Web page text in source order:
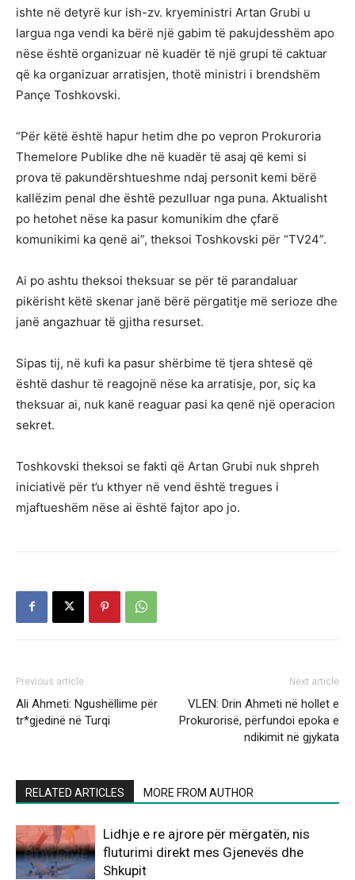
ishte në detyrë kur ish-zv. kryeministri Artan Grubi u
largua nga vendi ka bërë një gabim të pakujdesshëm apo
nëse është organizuar në kuadër të një grupi të caktuar
që ka organizuar arratisjen, thotë ministri i brendshëm
Pançe Toshkovski.
“Për këtë është hapur hetim dhe po vepron Prokuroria
Themelore Publike dhe në kuadër të asaj që kemi si
prova të pakundërshtueshme ndaj personit kemi bërë
kallëzim penal dhe është pezulluar nga puna. Aktualisht
po hetohet nëse ka pasur komunikim dhe çfarë
komunikimi ka qenë ai”, theksoi Toshkovski për “TV24”.
Ai po ashtu theksoi theksuar se për të parandaluar
pikërisht këtë skenar janë bërë përgatitje më serioze dhe
janë angazhuar të gjitha resurset.
Sipas tij, në kufi ka pasur shërbime të tjera shtesë që
është dashur të reagojnë nëse ka arratisje, por, siç ka
theksuar ai, nuk kanë reaguar pasi ka qenë një operacion
sekret.
Toshkovski theksoi se fakti që Artan Grubi nuk shpreh
iniciativë për t’u kthyer në vend është tregues i
mjaftueshëm nëse ai është fajtor apo jo.
Previous article
Ali Ahmeti: Ngushëllime për
tr*gjedinë në Turqi
Next article
VLEN: Drin Ahmeti në hollet e
Prokurorisë, përfundoi epoka e
ndikimit në gjykata
RELATED ARTICLES MORE FROM AUTHOR
Lidhje e re ajrore për mërgatën, nis
fluturimi direkt mes Gjenevës dhe
Shkupit